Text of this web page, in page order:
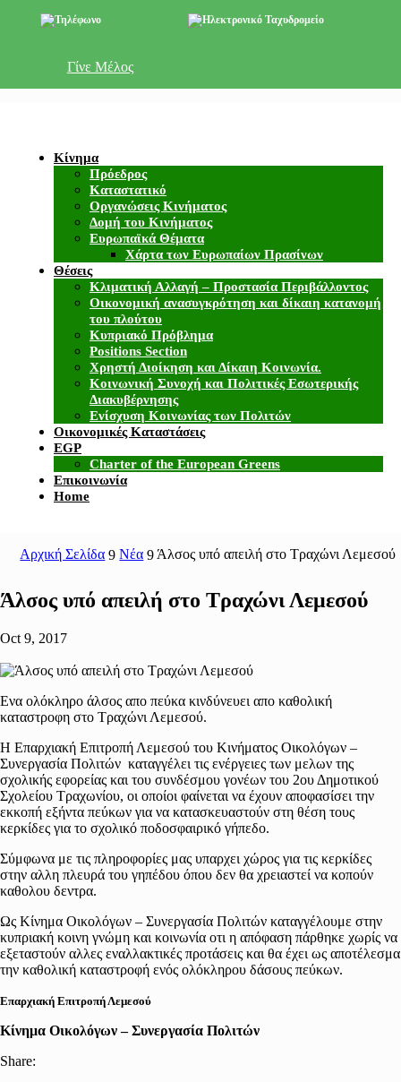
Γίνε Μέλος
Κίνημα
Πρόεδρος
Καταστατικό
Οργανώσεις Κινήματος
Δομή του Κινήματος
Ευρωπαϊκά Θέματα
Χάρτα των Ευρωπαίων Πρασίνων
Θέσεις
Κλιματική Αλλαγή – Προστασία Περιβάλλοντος
Οικονομική ανασυγκρότηση και δίκαιη κατανομή
του πλούτου
Κυπριακό Πρόβλημα
Positions Section
Χρηστή Διοίκηση και Δίκαιη Κοινωνία.
Κοινωνική Συνοχή και Πολιτικές Εσωτερικής
Διακυβέρνησης
Ενίσχυση Κοινωνίας των Πολιτών
Οικονομικές Καταστάσεις
EGP
Charter of the European Greens
Επικοινωνία
Home
Αρχική Σελίδα 9 Νέα 9 Άλσος υπό απειλή στο Τραχώνι Λεμεσού
Άλσος υπό απειλή στο Τραχώνι Λεμεσού
Oct 9, 2017
Ενα ολόκληρο άλσος απο πεύκα κινδύνευει απο καθολική
καταστροφη στο Τραχώνι Λεμεσού.
Η Επαρχιακή Επιτροπή Λεμεσού του Κινήματος Οικολόγων –
Συνεργασία Πολιτών καταγγέλει τις ενέργειες των μελων της
σχολικής εφορείας και του συνδέσμου γονέων του 2ου Δημοτικού
Σχολείου Τραχωνίου, οι οποίοι φαίνεται να έχουν αποφασίσει την
εκκοπή εξήντα πεύκων για να κατασκευαστούν στη θέση τους
κερκίδες για το σχολικό ποδοσφαιρικό γήπεδο.
Σύμφωνα με τις πληροφορίες μας υπαρχει χώρος για τις κερκίδες
στην αλλη πλευρά του γηπέδου όπου δεν θα χρειαστεί να κοπούν
καθολου δεντρα.
Ως Κίνημα Οικολόγων – Συνεργασία Πολιτών καταγγέλουμε στην
κυπριακή κοινη γνώμη και κοινωνία οτι η απόφαση πάρθηκε χωρίς να
εξεταστούν αλλες εναλλακτικές προτάσεις και θα έχει ως αποτέλεσμα
την καθολική καταστροφή ενός ολόκληρου δάσους πεύκων.
Επαρχιακή Επιτροπή Λεμεσού
Κίνημα Οικολόγων – Συνεργασία Πολιτών
Share: